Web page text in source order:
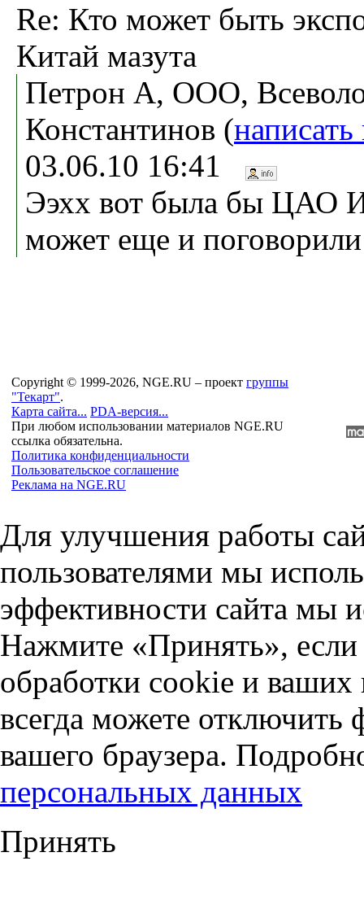
Re: Кто может быть
Китай мазута
Петрон А, ООО,
Константинов (
03.06.10 16:41
Ээхх вот была бы ЦАО
может еще и
Copyright © 1999-2026, NGE.RU – проект группы
"Текарт".
Карта сайта... PDA-версия...
При любом использовании материалов NGE.RU
ссылка обязательна.
Политика конфиденциальности
Пользовательское соглашение
Реклама на NGE.RU
Для улучшения работы
пользователями мы
эффективности сайта мы
Нажмите «Принять», если
обработки cookie и
всегда можете отключить
вашего браузера.
персональных данных
Принять